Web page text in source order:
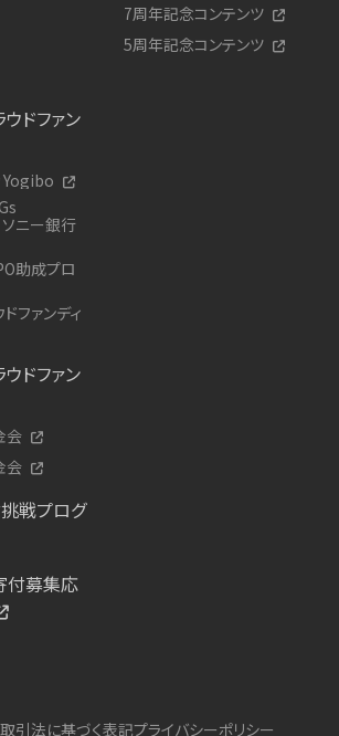
7周年記念コンテンツ
5周年記念コンテンツ
ドファン
Yogibo
ニー銀行
助成プロ
ファンディ
ドファン
会
会
戦プログ
付募集応
引法に基づく表記プライバシーポリシー